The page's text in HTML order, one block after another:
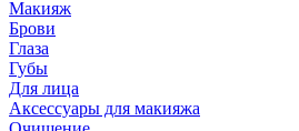
Макияж
Брови
Глаза
Губы
Для лица
Аксессуары для макияжа